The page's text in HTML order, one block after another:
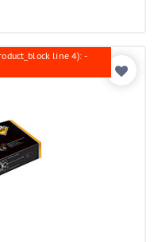
line 4): -